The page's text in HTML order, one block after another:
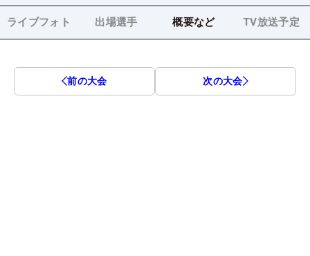
ライブフォト 出場選手 概要など TV放送予定
前の大会 次の大会